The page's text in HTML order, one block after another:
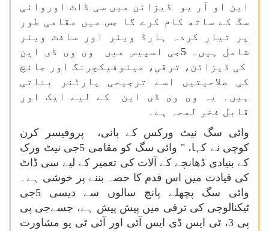
این او آر یو ڈیزائن میں سی ڈاٹ اوروائی
سگ کے ساتھ کام کرے گا جس میں مقامی طور
پر تیار کردہ ہارڈ ویئر اور سافٹ ویئر
شامل ہیں۔ 5جی اسپیس میں وی وی ڈی این
کی ڈیزائن، ترقی، مینوفیکچرنگ اور جانچ
کی صلاحیتیں اسے ترجیحی پارٹنر بناتی
ہیں۔ یہ وی وی ڈی این کے لیے ایک اور
قابل فخر لمحہ ہے۔
وائی سگ نیٹ ورکس کے بانی، پروفیسر کرن
کوچی نے کہا، " وائی سگ کو مقامی 5جی نیٹ ورک
کے بنیادی ڈھانچے کے آلات کی تعمیر کے لیے سی ڈاٹ
کی قیادت میں اس قدم کا حصہ بننے پر خوشی ہے۔
وائی سگ پچھلے پانچ سالوں سے دیسی 5جی
ٹیکنالوجی کی ترقی میں پیش پیش ہے، جسےجی پی
پی 3، ٹی ایس ڈی ایس آئی اور آئی ٹی یو مشاورت